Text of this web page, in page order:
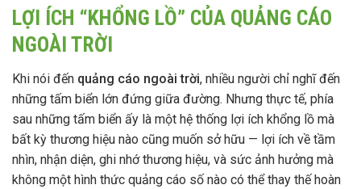
LỢI ÍCH “KHỔNG LỒ” CỦA QUẢNG CÁO
NGOÀI TRỜI
Khi nói đến quảng cáo ngoài trời, nhiều người chỉ nghĩ đến
những tấm biển lớn đứng giữa đường. Nhưng thực tế, phía
sau những tấm biển ấy là một hệ thống lợi ích khổng lồ mà
bất kỳ thương hiệu nào cũng muốn sở hữu — lợi ích về tầm
nhìn, nhận diện, ghi nhớ thương hiệu, và sức ảnh hưởng mà
không một hình thức quảng cáo số nào có thể thay thế hoàn